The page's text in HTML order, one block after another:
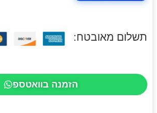
תשלום מאובטח:
הזמנה בוואטספ